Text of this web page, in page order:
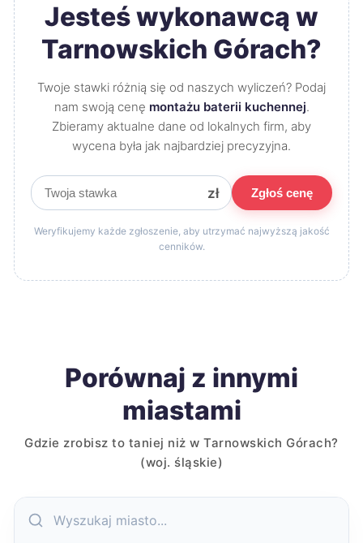
Jesteś wykonawcą w
Tarnowskich Górach?
Twoje stawki różnią się od naszych wyliczeń? Podaj
nam swoją cenę montażu baterii kuchennej.
Zbieramy aktualne dane od lokalnych firm, aby
wycena była jak najbardziej precyzyjna.
zł Zgłoś cenę
Weryfikujemy każde zgłoszenie, aby utrzymać najwyższą jakość
cenników.
Porównaj z innymi
miastami
Gdzie zrobisz to taniej niż w Tarnowskich Górach?
(woj. śląskie)